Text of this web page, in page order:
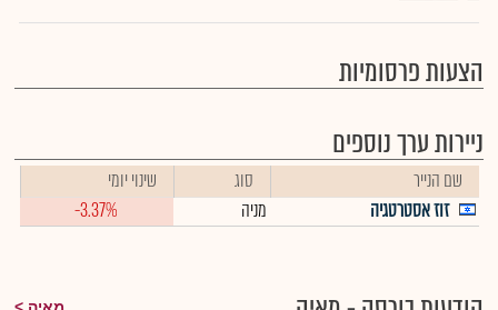
הצעות פרסומיות
ניירות ערך נוספים
שם הנייר סוג
שינוי יומי
זוז אסטרטגיה
מניה -3.37%